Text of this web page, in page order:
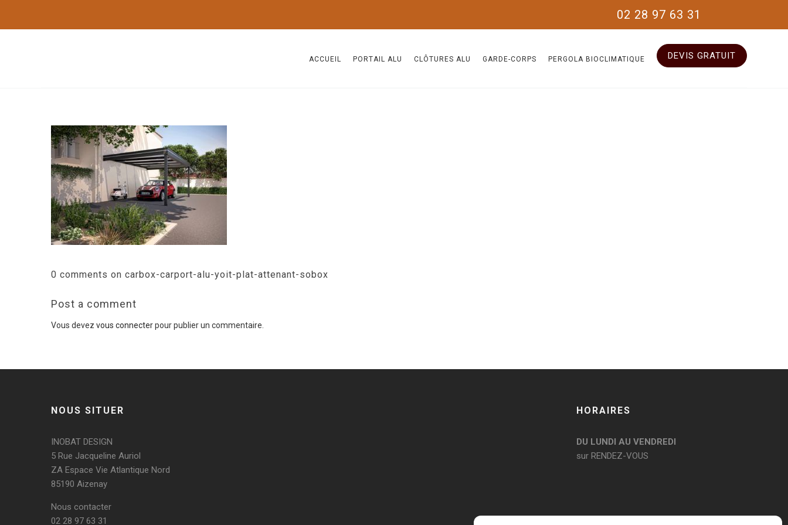
02 28 97 63 31
DEVIS GRATUIT
ACCUEIL PORTAIL ALU CLÔTURES ALU GARDE-CORPS PERGOLA BIOCLIMATIQUE
0 comments on carbox-carport-alu-yoit-plat-attenant-sobox
Post a comment
Vous devezvous connecterpour publier un commentaire.
NOUS SITUER
INOBAT DESIGN
5 Rue Jacqueline Auriol
ZA Espace Vie Atlantique Nord
85190 Aizenay
Nous contacter
02 28 97 63 31
HORAIRES
DU LUNDI AU VENDREDI
sur RENDEZ-VOUS